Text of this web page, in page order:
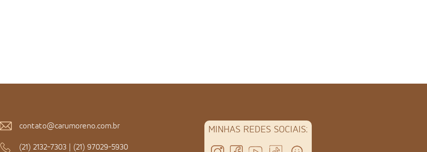
contato@carumoreno.com.br
(21) 2132-7303 | (21) 97029-5930
MINHAS REDES SOCIAIS: